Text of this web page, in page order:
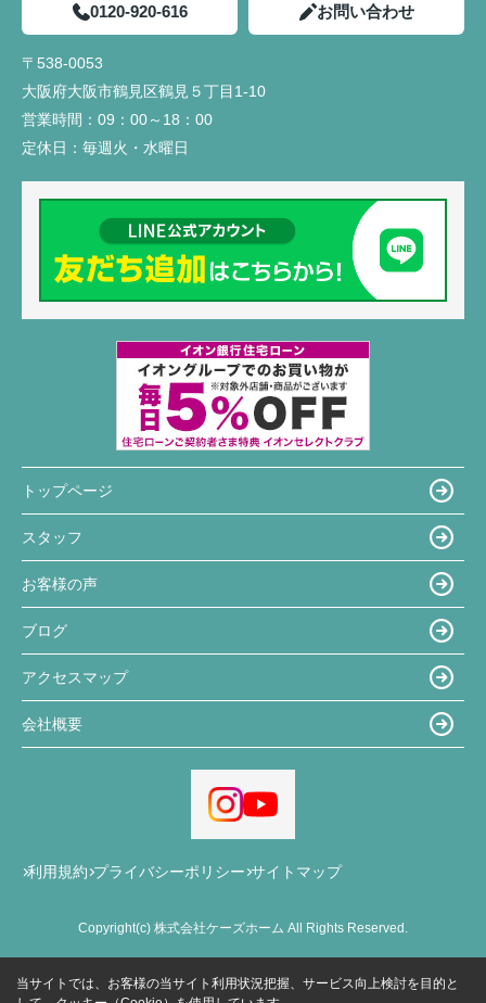
0120-920-616 お問い合わせ
〒538-0053
大阪府大阪市鶴見区鶴見５丁目1-10
営業時間： 09：00～18：00
定休日： 毎週火・水曜日
トップページ
スタッフ
お客様の声
ブログ
アクセスマップ
会社概要
利用規約 プライバシーポリシー サイトマップ
Copyright(c) 株式会社ケーズホーム All Rights Reserved.
当サイトでは、お客様の当サイト利用状況把握、サービス向上検討を目的と